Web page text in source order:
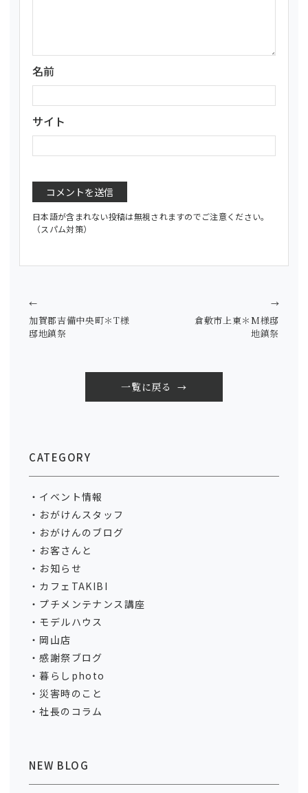
名前
サイト
日本語が含まれない投稿は無視されますのでご注意ください。
（スパム対策）
加賀郡吉備中央町＊T様
邸地鎮祭
←
一覧に戻る
倉敷市上東＊M様邸
地鎮祭
→
CATEGORY
イベント情報
おがけんスタッフ
おがけんのブログ
お客さんと
お知らせ
カフェTAKIBI
プチメンテナンス講座
モデルハウス
岡山店
感謝祭ブログ
暮らしphoto
災害時のこと
社長のコラム
NEW BLOG